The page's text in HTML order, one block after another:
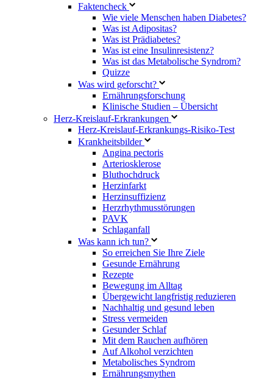
Faktencheck
Wie viele Menschen haben Diabetes?
Was ist Adipositas?
Was ist Prädiabetes?
Was ist eine Insulinresistenz?
Was ist das Metabolische Syndrom?
Quizze
Was wird geforscht?
Ernährungsforschung
Klinische Studien – Übersicht
Herz-Kreislauf-Erkrankungen
Herz-Kreislauf-Erkrankungs-Risiko-Test
Krankheitsbilder
Angina pectoris
Arteriosklerose
Bluthochdruck
Herzinfarkt
Herzinsuffizienz
Herzrhythmusstörungen
PAVK
Schlaganfall
Was kann ich tun?
So erreichen Sie Ihre Ziele
Gesunde Ernährung
Rezepte
Bewegung im Alltag
Übergewicht langfristig reduzieren
Nachhaltig und gesund leben
Stress vermeiden
Gesunder Schlaf
Mit dem Rauchen aufhören
Auf Alkohol verzichten
Metabolisches Syndrom
Ernährungsmythen